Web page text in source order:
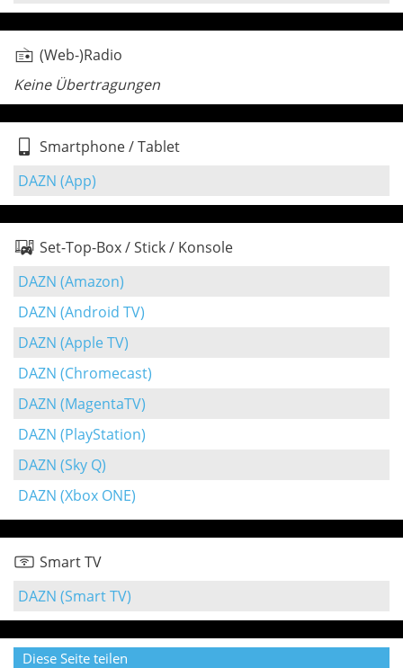
(Web-)Radio
Keine Übertragungen
Smartphone / Tablet
DAZN (App)
Set-Top-Box / Stick / Konsole
DAZN (Amazon)
DAZN (Android TV)
DAZN (Apple TV)
DAZN (Chromecast)
DAZN (MagentaTV)
DAZN (PlayStation)
DAZN (Sky Q)
DAZN (Xbox ONE)
Smart TV
DAZN (Smart TV)
Diese Seite teilen